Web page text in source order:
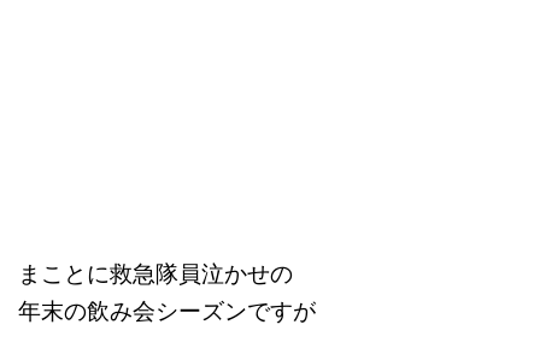
まことに救急隊員泣かせの
年末の飲み会シーズンですが